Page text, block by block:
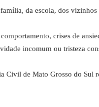
da escola, dos
crises de
incomum ou tristeza
Civil de Mato Grosso do Sul